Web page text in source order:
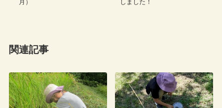
月）
しました！
関連記事